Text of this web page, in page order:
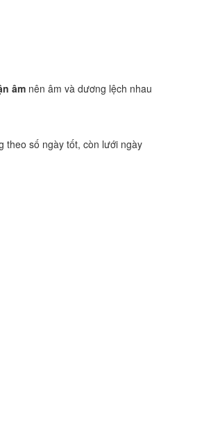
âm nên âm và dương lệch nhau
theo số ngày tốt, còn lưới ngày